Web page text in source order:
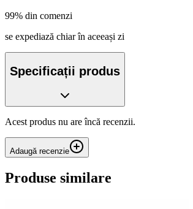
99% din comenzi
se expediază chiar în aceeași zi
Specificații produs
Acest produs nu are încă recenzii.
Adaugă recenzie
Produse similare